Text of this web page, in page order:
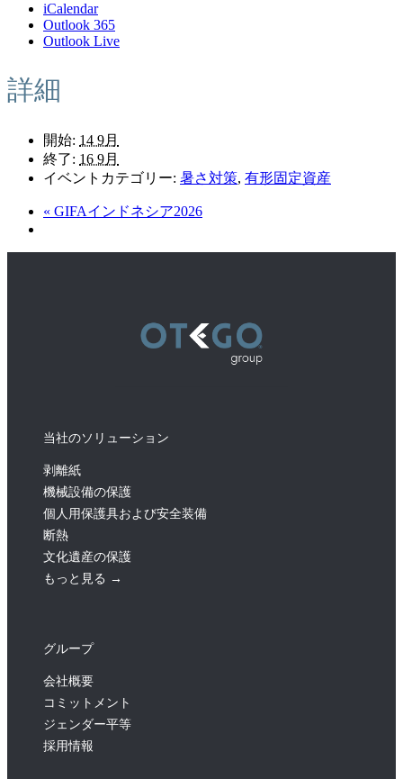
iCalendar
Outlook 365
Outlook Live
詳細
開始: 14 9月
終了: 16 9月
イベントカテゴリー: 暑さ対策, 有形固定資産
« GIFAインドネシア2026
当社のソリューション
剥離紙
機械設備の保護
個人用保護具および安全装備
断熱
文化遺産の保護
もっと見る →
グループ
会社概要
コミットメント
ジェンダー平等
採用情報